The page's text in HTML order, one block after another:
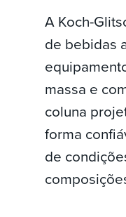
A Koch-
de bebidas
massa e
coluna
forma
de